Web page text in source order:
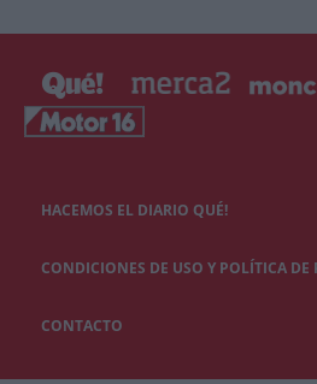
HACEMOS EL DIARIO QUÉ!
CONDICIONES DE USO Y POLÍTICA DE
CONTACTO